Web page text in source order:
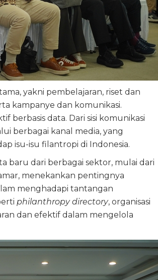
yakni pembelajaran, riset dan
kampanye dan komunikasi.
berbasis data. Dari sisi komunikasi
berbagai kanal media, yang
isu-isu filantropi di Indonesia.
baru dari berbagai sektor, mulai dari
menekankan pentingnya
menghadapi tantangan
philanthropy directory, organisasi
dan efektif dalam mengelola